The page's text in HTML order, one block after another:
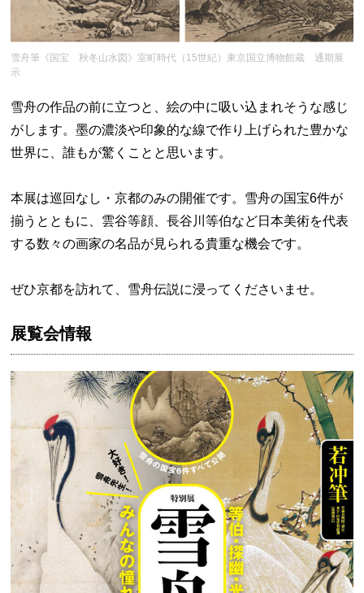
雪舟筆《国宝 秋冬山水図》室町時代（15世紀）東京国立博物館蔵 通期展
示
雪舟の作品の前に立つと、絵の中に吸い込まれそうな感じ
がします。墨の濃淡や印象的な線で作り上げられた豊かな
世界に、誰もが驚くことと思います。
本展は巡回なし・京都のみの開催です。雪舟の国宝6件が
揃うとともに、雲谷等顔、長谷川等伯など日本美術を代表
する数々の画家の名品が見られる貴重な機会です。
ぜひ京都を訪れて、雪舟伝説に浸ってくださいませ。
展覧会情報